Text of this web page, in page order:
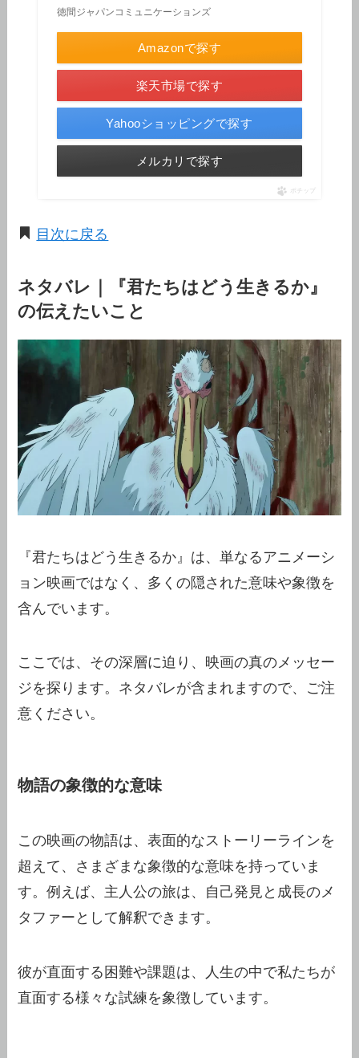
徳間ジャパンコミュニケーションズ
Amazonで探す
楽天市場で探す
Yahooショッピングで探す
メルカリで探す
ポチップ
目次に戻る
ネタバレ｜『君たちはどう生きるか』
の伝えたいこと
『君たちはどう生きるか』は、単なるアニメーシ
ョン映画ではなく、多くの隠された意味や象徴を
含んでいます。
ここでは、その深層に迫り、映画の真のメッセー
ジを探ります。ネタバレが含まれますので、ご注
意ください。
物語の象徴的な意味
この映画の物語は、表面的なストーリーラインを
超えて、さまざまな象徴的な意味を持っていま
す。例えば、主人公の旅は、自己発見と成長のメ
タファーとして解釈できます。
彼が直面する困難や課題は、人生の中で私たちが
直面する様々な試練を象徴しています。